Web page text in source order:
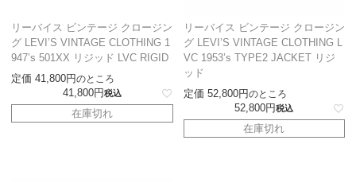
リーバイス ビンテージ クロージン
グ LEVI’S VINTAGE CLOTHING 1
947’s 501XX リジッド LVC RIGID
定価 41,800 のところ
41,800 税込
在庫切れ
リーバイス ビンテージ クロージン
グ LEVI’S VINTAGE CLOTHING L
VC 1953’s TYPE2 JACKET リジ
ッド
定価 52,800 のところ
52,800 税込
在庫切れ